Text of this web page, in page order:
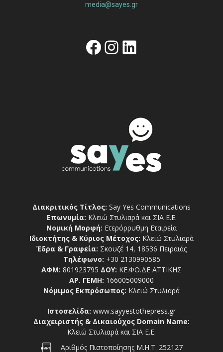
media@sayes.gr
Facebook
Instagram
Linkedin
Διακριτικός Τίτλος: Say Yes Communications
Επωνυμία: Κλειώ Στυλιαρά και ΣΙΑ Ε.Ε.
Νομική Μορφή: Ετερόρρυθμη Εταιρεία
Ιδιοκτήτης & Κύριος Μέτοχος: Κλειώ Στυλιαρά
Έδρα & Γραφεία: Σκουζέ 14, 18536 Πειραιάς
Τηλέφωνο: +30 2130990585
ΑΦΜ: 801923795 ΔΟΥ: ΚΕ.ΦΟ.ΔΕ ΑΤΤΙΚΗΣ
ΑΡ. ΓΕΜΗ: 166005009000
Νόμιμος Εκπρόσωπος: Κλειώ Στυλιαρά
Ιστοσελίδα: www.sayyestothepress.gr
Διαχειριστής & Δικαιούχος Domain Name:
Κλειώ Στυλιαρά και ΣΙΑ Ε.Ε.
Αριθμός Πιστοποίησης Μ.Η.Τ. 252127